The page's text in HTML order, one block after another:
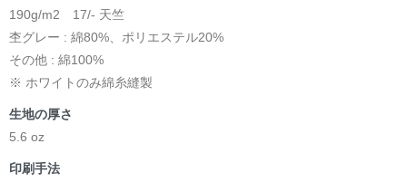
190g/m2 17/- 天竺
杢グレー : 綿80%、ポリエステル20%
その他 : 綿100%
※ ホワイトのみ綿糸縫製
生地の厚さ
5.6 oz
印刷手法